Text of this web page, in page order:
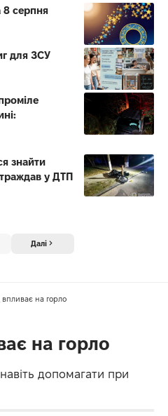
8 серпня
для ЗСУ
знайти
у ДТП
Далі
впливає на горло
на горло
допомагати при